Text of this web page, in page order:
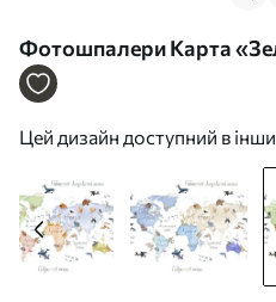
Фотошпалери Карта
із зображенням тварин.
Цей дизайн доступний в